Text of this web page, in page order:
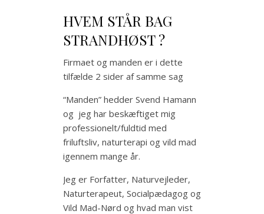
HVEM STÅR BAG
STRANDHØST ?
Firmaet og manden er i dette
tilfælde 2 sider af samme sag
“Manden” hedder Svend Hamann
og jeg har beskæftiget mig
professionelt/fuldtid med
friluftsliv, naturterapi og vild mad
igennem mange år.
Jeg er Forfatter, Naturvejleder,
Naturterapeut, Socialpædagog og
Vild Mad-Nørd og hvad man vist